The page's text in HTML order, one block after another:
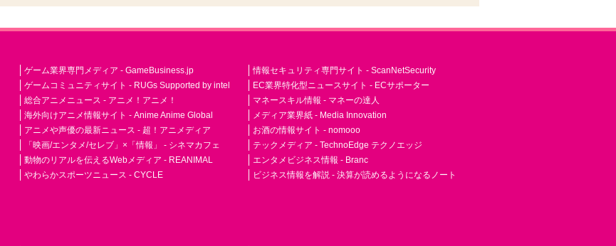
ゲーム業界専門メディア - GameBusiness.jp
ゲームコミュニティサイト - RUGs Supported by intel
総合アニメニュース - アニメ！アニメ！
海外向けアニメ情報サイト - Anime Anime Global
アニメや声優の最新ニュース - 超！アニメディア
「映画/エンタメ/セレブ」×「情報」 - シネマカフェ
動物のリアルを伝えるWebメディア - REANIMAL
やわらかスポーツニュース - CYCLE
情報セキュリティ専門サイト - ScanNetSecurity
EC業界特化型ニュースサイト - ECサポーター
マネースキル情報 - マネーの達人
メディア業界紙 - Media Innovation
お酒の情報サイト - nomooo
テックメディア - TechnoEdge テクノエッジ
エンタメビジネス情報 - Branc
ビジネス情報を解説 - 決算が読めるようになるノート